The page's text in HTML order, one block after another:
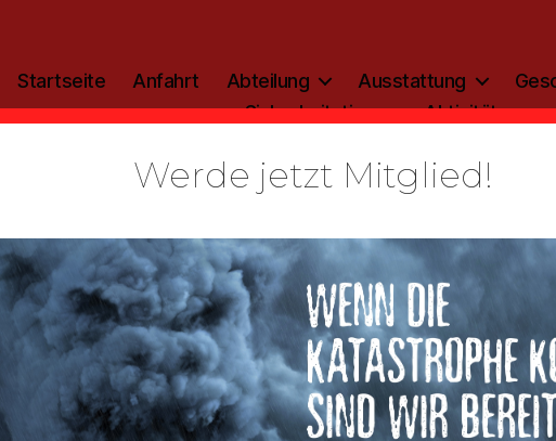
Startseite Anfahrt Abteilung Ausstattung
Sicherheitstipp
Aktivitäten
ALLGEMEIN
Beitragsautor
Vonadmin Veröffentlichungsdatum
2. Mai 2018
Werde jetzt Mitglied!